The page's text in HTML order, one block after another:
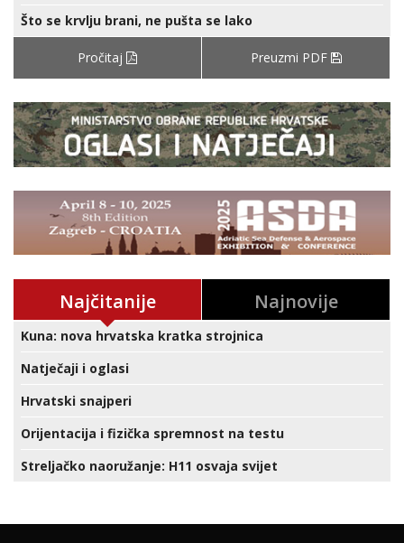
Što se krvlju brani, ne pušta se lako
Pročitaj Preuzmi PDF
Najčitanije Najnovije
Kuna: nova hrvatska kratka strojnica
Natječaji i oglasi
Hrvatski snajperi
Orijentacija i fizička spremnost na testu
Streljačko naoružanje: H11 osvaja svijet